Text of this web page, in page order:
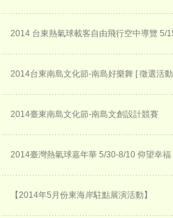
2014 台東熱氣球載客自由飛行空中導覽 5/
2014台東南島文化節-南島好樂舞 [ 徵選活
2014臺東南島文化節-南島文創設計競賽
2014臺灣熱氣球嘉年華 5/30-8/10 仰望幸福
【2014年5月份東海岸駐點展演活動】